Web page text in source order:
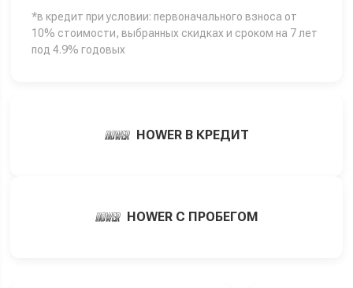
*в кредит при условии: первоначального взноса от
10% стоимости, выбранных скидках и сроком на 7 лет
под 4.9% годовых
HOWER В КРЕДИТ
HOWER С ПРОБЕГОМ